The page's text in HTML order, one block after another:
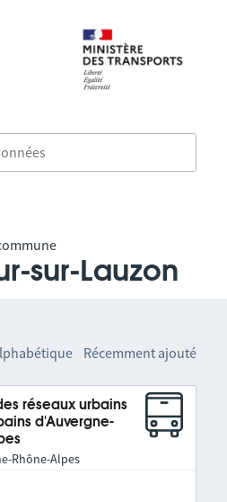
sur-Lauzon
Récemment ajouté
réseaux urbains
d'Auvergne-
Rhône-Alpes